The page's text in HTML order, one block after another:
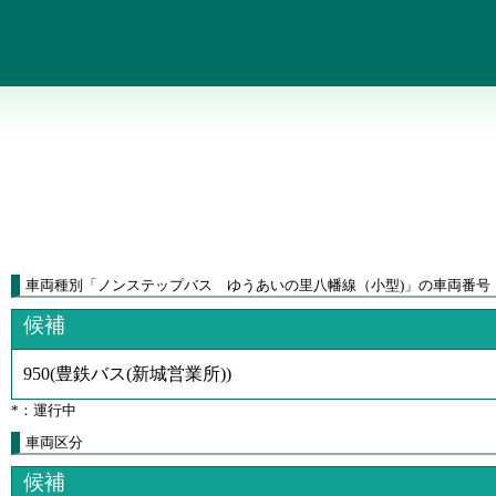
車両種別 「 ノンステップバス ゆうあいの里八幡線（小型) 」 の車両番号
候補
950(豊鉄バス(新城営業所))
*：運行中
車両区分
候補